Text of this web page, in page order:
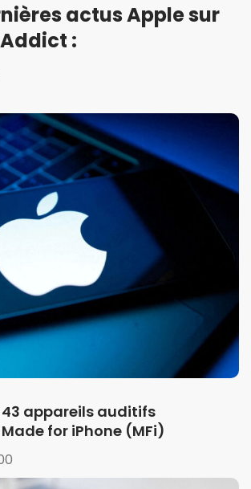
actus Apple sur
:
appareils auditifs
for iPhone (MFi)